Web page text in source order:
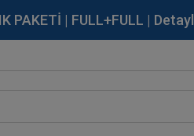
PAKETİ | FULL+FULL |